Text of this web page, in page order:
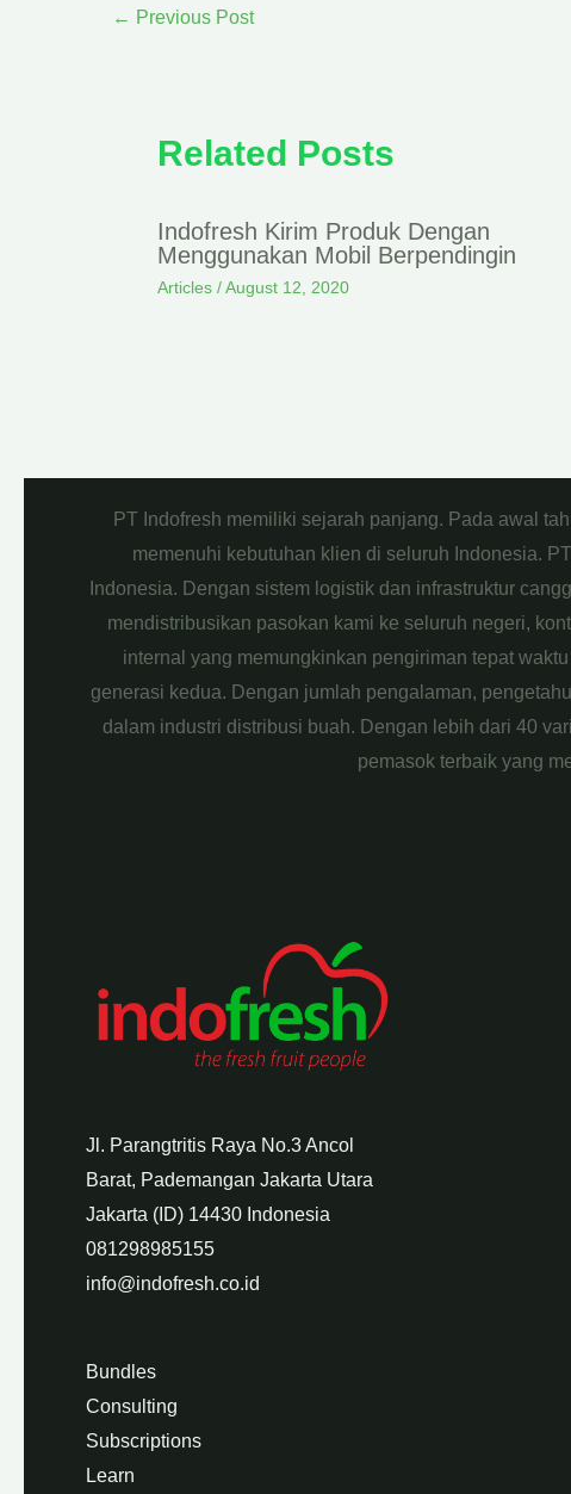
← Previous Post
Related Posts
Indofresh Kirim Produk Dengan
Menggunakan Mobil Berpendingin
Articles /August 12, 2020
PT Indofresh memiliki sejarah panjang. Pada awal
memenuhi kebutuhan klien di seluruh Indonesia.
Indonesia. Dengan sistem logistik dan infrastruktur
mendistribusikan pasokan kami ke seluruh negeri,
internal yang memungkinkan pengiriman tepat
generasi kedua. Dengan jumlah pengalaman,
dalam industri distribusi buah. Dengan lebih dari 40
pemasok terbaik yang
Jl. Parangtritis Raya No.3 Ancol
Barat, Pademangan Jakarta Utara
Jakarta (ID) 14430 Indonesia
081298985155
info@indofresh.co.id
Bundles
Consulting
Subscriptions
Learn